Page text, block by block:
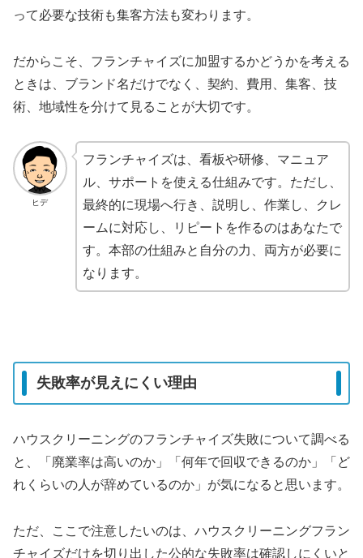
って必要な技術も集客方法も変わります。
だからこそ、フランチャイズに加盟するかどうかを考える
ときは、ブランド名だけでなく、契約、費用、集客、技
術、地域性を分けて見ることが大切です。
ヒデ
フランチャイズは、看板や研修、マニュア
ル、サポートを使える仕組みです。ただし、
最終的に現場へ行き、説明し、作業し、クレ
ームに対応し、リピートを作るのはあなたで
す。本部の仕組みと自分の力、両方が必要に
なります。
失敗率が見えにくい理由
ハウスクリーニングのフランチャイズ失敗について調べる
と、「廃業率は高いのか」「何年で回収できるのか」「ど
れくらいの人が辞めているのか」が気になると思います。
ただ、ここで注意したいのは、 ハウスクリーニングフラン
チャイズだけを切り出した公的な失敗率は確認しにくいと